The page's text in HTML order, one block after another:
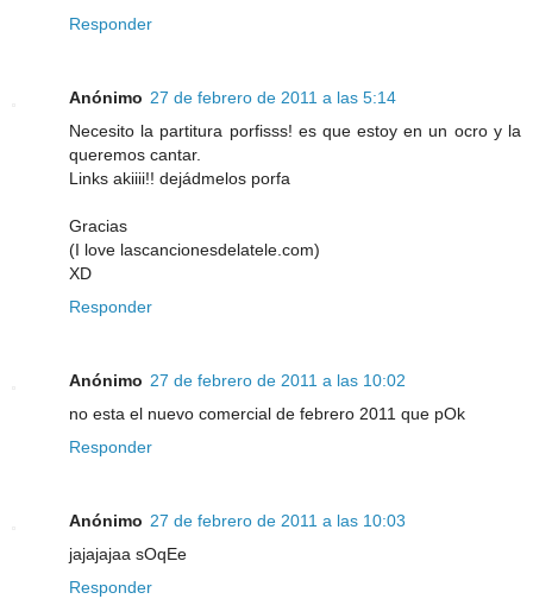
Responder
Anónimo 27 de febrero de 2011 a las 5:14
Necesito la partitura porfisss! es que estoy en un ocro y la
queremos cantar.
Links akiiii!! dejádmelos porfa
Gracias
(I love lascancionesdelatele.com)
XD
Responder
Anónimo 27 de febrero de 2011 a las 10:02
no esta el nuevo comercial de febrero 2011 que pOk
Responder
Anónimo 27 de febrero de 2011 a las 10:03
jajajajaa sOqEe
Responder